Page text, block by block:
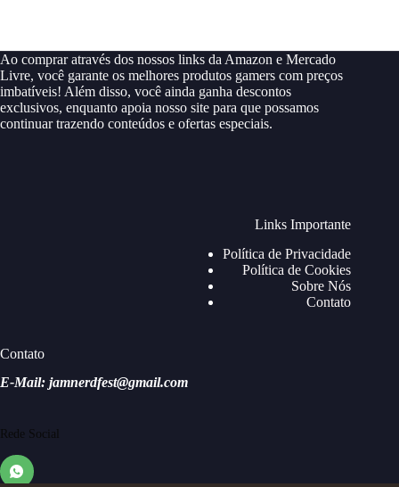
Ao comprar através dos nossos links da Amazon e Mercado
Livre, você garante os melhores produtos gamers com preços
imbatíveis! Além disso, você ainda ganha descontos
exclusivos, enquanto apoia nosso site para que possamos
continuar trazendo conteúdos e ofertas especiais.
Links Importante
Política de Privacidade
Política de Cookies
Sobre Nós
Contato
Contato
E-Mail: jamnerdfest@gmail.com
Rede Social